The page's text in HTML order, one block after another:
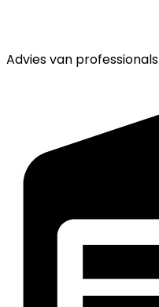
Advies van professionals